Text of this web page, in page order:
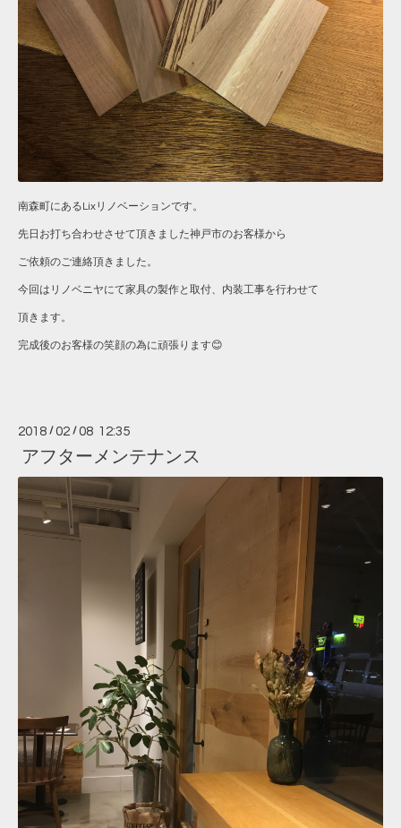
南森町にあるLixリノベーションです。
先日お打ち合わせさせて頂きました神戸市のお客様から
ご依頼のご連絡頂きました。
今回はリノベニヤにて家具の製作と取付、内装工事を行わせて
頂きます。
完成後のお客様の笑顔の為に頑張ります😊
2018 /02 /08 12:35
アフターメンテナンス